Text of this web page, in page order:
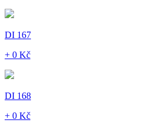
DI 167
+ 0 Kč
DI 168
+ 0 Kč